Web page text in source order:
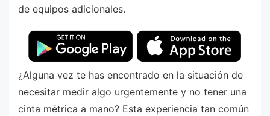
de equipos adicionales.
¿Alguna vez te has encontrado en la situación de
necesitar medir algo urgentemente y no tener una
cinta métrica a mano? Esta experiencia tan común